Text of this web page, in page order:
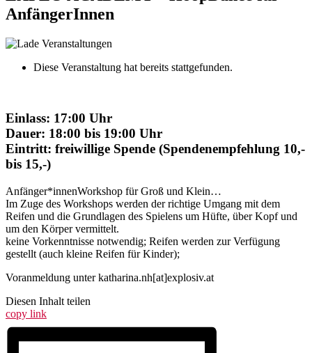
AnfängerInnen
Diese Veranstaltung hat bereits stattgefunden.
Einlass: 17:00 Uhr
Dauer: 18:00 bis 19:00 Uhr
Eintritt: freiwillige Spende (Spendenempfehlung 10,-
bis 15,-)
Anfänger*innenWorkshop für Groß und Klein…
Im Zuge des Workshops werden der richtige Umgang mit dem
Reifen und die Grundlagen des Spielens um Hüfte, über Kopf und
um den Körper vermittelt.
keine Vorkenntnisse notwendig; Reifen werden zur Verfügung
gestellt (auch kleine Reifen für Kinder);
Voranmeldung unter katharina.nh[at]explosiv.at
Diesen Inhalt teilen
copy link